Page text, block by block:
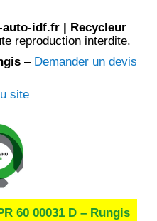
auto-idf.fr | Recycleur
reproduction interdite.
– Demander un devis
site
60 00031 D – Rungis